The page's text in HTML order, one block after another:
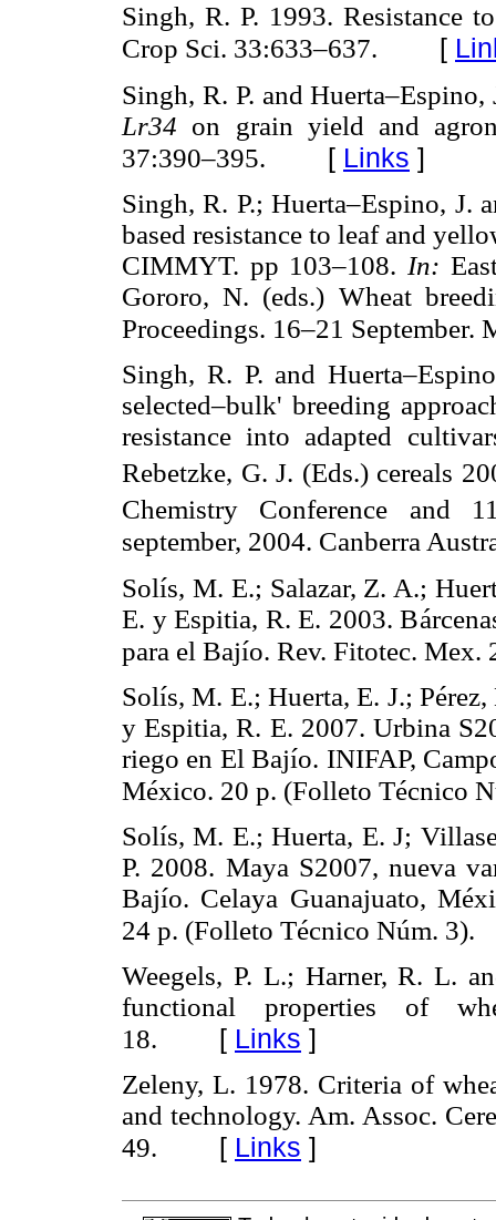
Singh, R. P. 1993. Resistance
Crop Sci. 33:633–637. [
Singh, R. P. and
Lr34 on grain yield and
37:390–395. [ Links ]
Singh, R. P.; Huerta–Espino, J.
based resistance to leaf and
CIMMYT. pp 103–108. In:
Gororo, N. (eds.) Wheat
Proceedings. 16–21 September.
Singh, R. P. and
selected–bulk' breeding
resistance into adapted
Rebetzke, G. J. (Eds.) cereals
Chemistry Conference and
september, 2004. Canberra
Solís, M. E.; Salazar, Z. A.;
E. y Espitia, R. E. 2003.
para el Bajío. Rev. Fitotec. Mex.
Solís, M. E.; Huerta, E. J.;
y Espitia, R. E. 2007. Urbina
riego en El Bajío. INIFAP,
México. 20 p. (Folleto Técnico
Solís, M. E.; Huerta, E. J;
P. 2008. Maya S2007, nueva
Bajío. Celaya Guanajuato,
24 p. (Folleto Técnico Núm. 3).
Weegels, P. L.; Harner, R. L.
functional properties of
18. [ Links ]
Zeleny, L. 1978. Criteria of
and technology. Am. Assoc.
49. [ Links ]